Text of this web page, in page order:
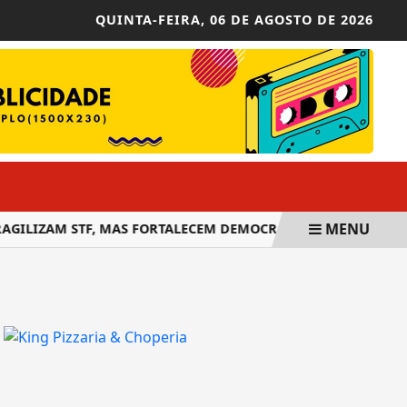
QUINTA-FEIRA, 06 DE AGOSTO DE 2026
STF, MAS FORTALECEM DEMOCRACIA MENU